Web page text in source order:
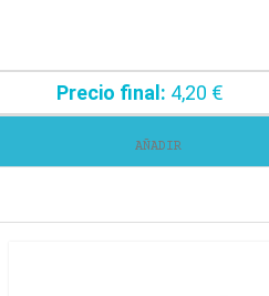
Precio final: 4,20 €
AÑADIR